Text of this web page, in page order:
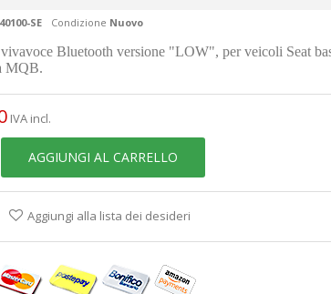
40100-SE Condizione Nuovo
Bluetooth versione "LOW", per veicoli Seat
MQB.
IVA incl.
AGGIUNGI AL CARRELLO
Aggiungi alla lista dei desideri